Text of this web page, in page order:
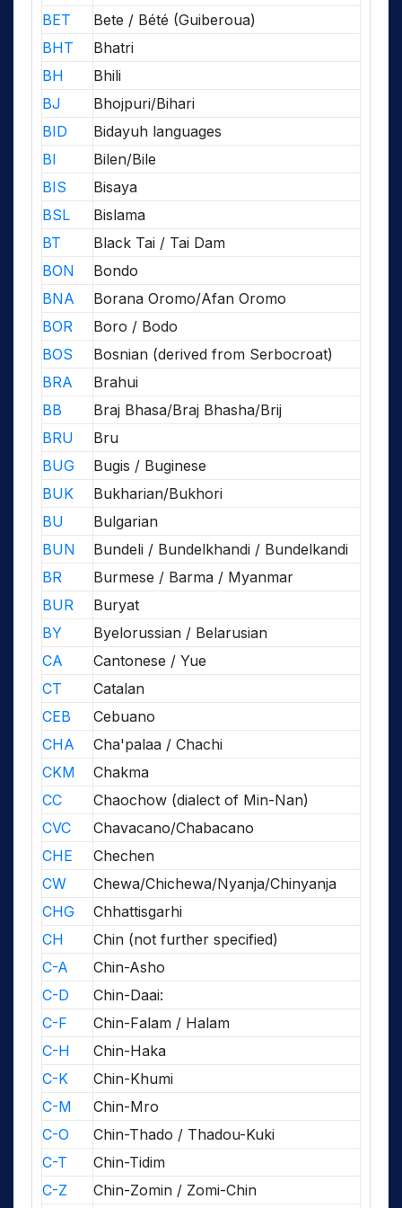
BET
Bete / Bété (Guiberoua)
BHT
Bhatri
BH
Bhili
BJ
Bhojpuri/Bihari
BID
Bidayuh languages
BI
Bilen/Bile
BIS
Bisaya
BSL
Bislama
BT
Black Tai / Tai Dam
BON
Bondo
BNA
Borana Oromo/Afan Oromo
BOR
Boro / Bodo
BOS
Bosnian (derived from Serbocroat)
BRA
Brahui
BB
Braj Bhasa/Braj Bhasha/Brij
BRU
Bru
BUG
Bugis / Buginese
BUK
Bukharian/Bukhori
BU
Bulgarian
BUN
Bundeli / Bundelkhandi / Bundelkandi
BR
Burmese / Barma / Myanmar
BUR
Buryat
BY
Byelorussian / Belarusian
CA
Cantonese / Yue
CT
Catalan
CEB
Cebuano
CHA
Cha'palaa / Chachi
CKM
Chakma
CC
Chaochow (dialect of Min-Nan)
CVC
Chavacano/Chabacano
CHE
Chechen
CW
Chewa/Chichewa/Nyanja/Chinyanja
CHG
Chhattisgarhi
CH
Chin (not further specified)
C-A
Chin-Asho
C-D
Chin-Daai:
C-F
Chin-Falam / Halam
C-H
Chin-Haka
C-K
Chin-Khumi
C-M
Chin-Mro
C-O
Chin-Thado / Thadou-Kuki
C-T
Chin-Tidim
C-Z
Chin-Zomin / Zomi-Chin